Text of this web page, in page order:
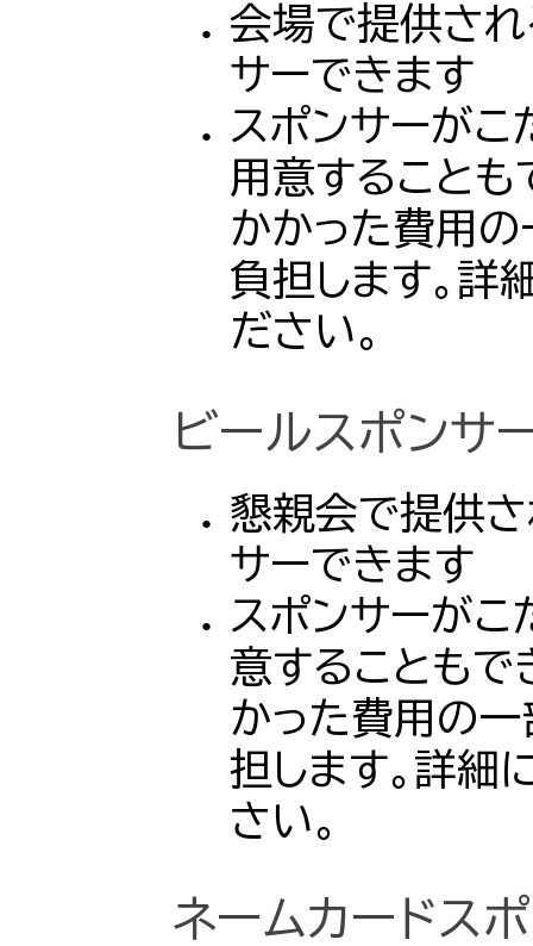
会場で提供され
サーできます
スポンサーがこ
用意することも
かかった費用
負担します。詳
ださい。
ビールスポンサ
懇親会で提供
サーできます
スポンサーが
意することもで
かった費用の
担します。詳細
さい。
ネームカードス